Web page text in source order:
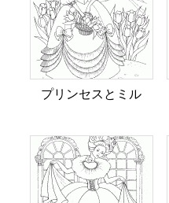
プリンセスとミル